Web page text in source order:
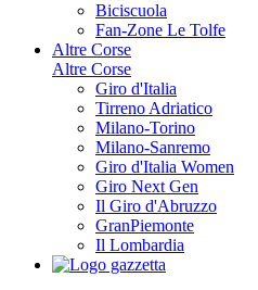
Biciscuola
Fan-Zone Le Tolfe
Altre Corse
Altre Corse
Giro d'Italia
Tirreno Adriatico
Milano-Torino
Milano-Sanremo
Giro d'Italia Women
Giro Next Gen
Il Giro d'Abruzzo
GranPiemonte
Il Lombardia